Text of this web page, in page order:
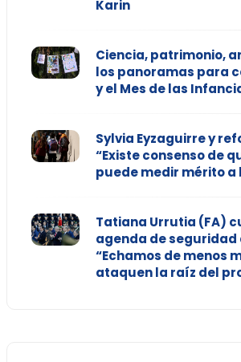
Karin
Ciencia, patrimonio,
los panoramas para
y el Mes de las
Sylvia Eyzaguirre y
“Existe consenso de
puede medir mérito a
Tatiana Urrutia (FA)
agenda de seguridad
“Echamos de menos
ataquen la raíz del